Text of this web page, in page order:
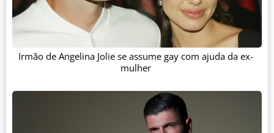
Irmão de Angelina Jolie se assume gay com ajuda da ex-
mulher